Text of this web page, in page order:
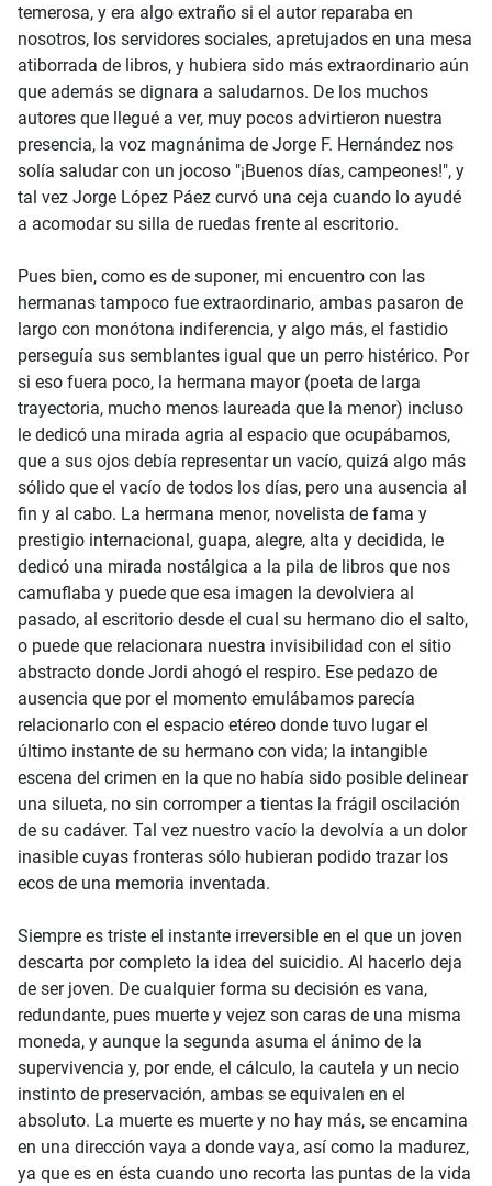
temerosa, y era algo extraño si el autor reparaba en
nosotros, los servidores sociales, apretujados en una mesa
atiborrada de libros, y hubiera sido más extraordinario aún
que además se dignara a saludarnos. De los muchos
autores que llegué a ver, muy pocos advirtieron nuestra
presencia, la voz magnánima de Jorge F. Hernández nos
solía saludar con un jocoso "¡Buenos días, campeones!", y
tal vez Jorge López Páez curvó una ceja cuando lo ayudé
a acomodar su silla de ruedas frente al escritorio.
Pues bien, como es de suponer, mi encuentro con las
hermanas tampoco fue extraordinario, ambas pasaron de
largo con monótona indiferencia, y algo más, el fastidio
perseguía sus semblantes igual que un perro histérico. Por
si eso fuera poco, la hermana mayor (poeta de larga
trayectoria, mucho menos laureada que la menor) incluso
le dedicó una mirada agria al espacio que ocupábamos,
que a sus ojos debía representar un vacío, quizá algo más
sólido que el vacío de todos los días, pero una ausencia al
fin y al cabo. La hermana menor, novelista de fama y
prestigio internacional, guapa, alegre, alta y decidida, le
dedicó una mirada nostálgica a la pila de libros que nos
camuflaba y puede que esa imagen la devolviera al
pasado, al escritorio desde el cual su hermano dio el salto,
o puede que relacionara nuestra invisibilidad con el sitio
abstracto donde Jordi ahogó el respiro. Ese pedazo de
ausencia que por el momento emulábamos parecía
relacionarlo con el espacio etéreo donde tuvo lugar el
último instante de su hermano con vida; la intangible
escena del crimen en la que no había sido posible delinear
una silueta, no sin corromper a tientas la frágil oscilación
de su cadáver. Tal vez nuestro vacío la devolvía a un dolor
inasible cuyas fronteras sólo hubieran podido trazar los
ecos de una memoria inventada.
Siempre es triste el instante irreversible en el que un joven
descarta por completo la idea del suicidio. Al hacerlo deja
de ser joven. De cualquier forma su decisión es vana,
redundante, pues muerte y vejez son caras de una misma
moneda, y aunque la segunda asuma el ánimo de la
supervivencia y, por ende, el cálculo, la cautela y un necio
instinto de preservación, ambas se equivalen en el
absoluto. La muerte es muerte y no hay más, se encamina
en una dirección vaya a donde vaya, así como la madurez,
ya que es en ésta cuando uno recorta las puntas de la vida